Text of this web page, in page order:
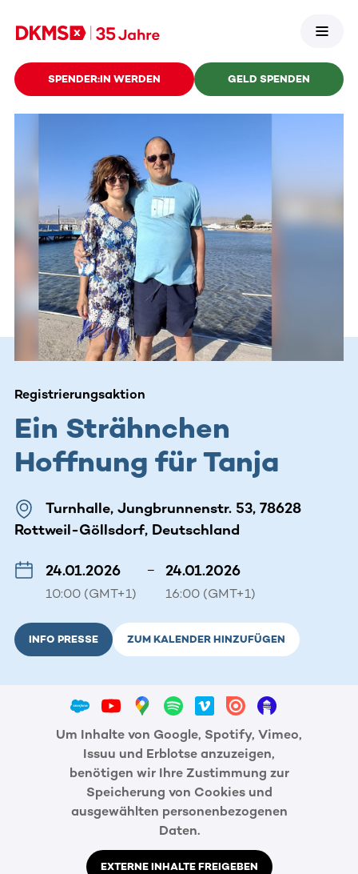
SPENDER:IN WERDEN GELD SPENDEN
Registrierungsaktion
Ein Strähnchen
Hoffnung für Tanja
Turnhalle, Jungbrunnenstr. 53, 78628
Rottweil-Göllsdorf, Deutschland
24.01.2026
10:00 (GMT+1)
– 24.01.2026
16:00 (GMT+1)
INFO PRESSE ZUM KALENDER HINZUFÜGEN
Um Inhalte von Google, Spotify, Vimeo,
Issuu und Erblotse anzuzeigen,
benötigen wir Ihre Zustimmung zur
Speicherung von Cookies und
ausgewählten personenbezogenen
Daten.
EXTERNE INHALTE FREIGEBEN